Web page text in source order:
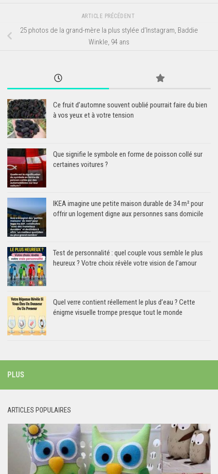
ARTICLE PRÉCÉDENT
25 photos de la grand-mère la plus stylée d’Instagram, Baddie
Winkle, 94 ans
Ce fruit d’automne souvent oublié pourrait faire du bien
à vos yeux et à votre tension
Que signifie le symbole en forme de poisson collé sur
certaines voitures ?
IKEA imagine une petite maison durable de 34 m² pour
offrir un logement digne aux personnes sans domicile
Test de personnalité : quel couple vous semble le plus
heureux ? Votre choix révèle votre vision de l’amour
Quel verre contient réellement le plus d’eau ? Cette
énigme visuelle trompe presque tout le monde
PLUS
ARTICLES POPULAIRES